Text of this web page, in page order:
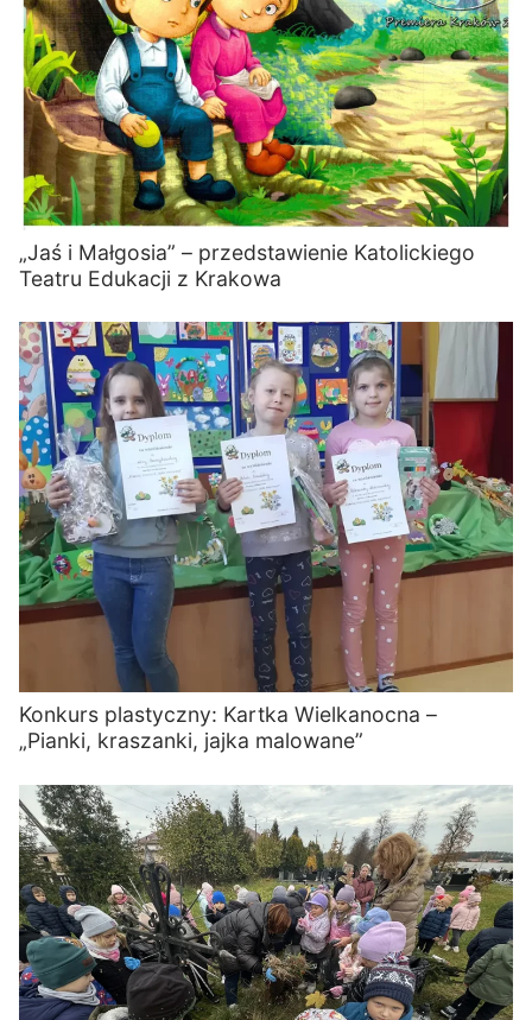
„Jaś i Małgosia” – przedstawienie Katolickiego
Teatru Edukacji z Krakowa
Konkurs plastyczny: Kartka Wielkanocna –
„Pianki, kraszanki, jajka malowane”